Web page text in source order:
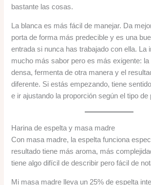
bastante las cosas.
La blanca es más fácil de manejar. Da
porta de forma más predecible y es una
entrada si nunca has trabajado con ella. La
mucho más sabor pero es más exigente:
densa, fermenta de otra manera y el
diferente. Si estás empezando, tiene
e ir ajustando la proporción según el tipo de
Harina de espelta y masa madre
Con masa madre, la espelta funciona
resultado tiene más aroma, más
tiene algo difícil de describir pero fácil de
Mi masa madre lleva un 25% de espelta